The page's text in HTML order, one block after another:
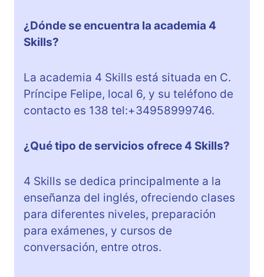
¿Dónde se encuentra la academia 4
Skills?
La academia 4 Skills está situada en C.
Príncipe Felipe, local 6, y su teléfono de
contacto es 138 tel:+34958999746.
¿Qué tipo de servicios ofrece 4 Skills?
4 Skills se dedica principalmente a la
enseñanza del inglés, ofreciendo clases
para diferentes niveles, preparación
para exámenes, y cursos de
conversación, entre otros.